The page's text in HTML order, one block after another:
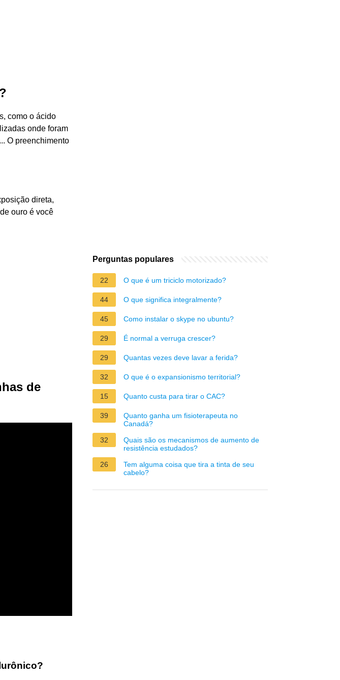
como o ácido
onde foram
O preenchimento
direta,
ouro é você
de
Perguntas populares
22 O que é um triciclo motorizado?
44 O que significa integralmente?
45 Como instalar o skype no ubuntu?
29 É normal a verruga crescer?
29 Quantas vezes deve lavar a ferida?
32 O que é o expansionismo territorial?
15 Quanto custa para tirar o CAC?
39
Quanto ganha um fisioterapeuta no
Canadá?
32
Quais são os mecanismos de aumento de
resistência estudados?
26
Tem alguma coisa que tira a tinta de seu
cabelo?